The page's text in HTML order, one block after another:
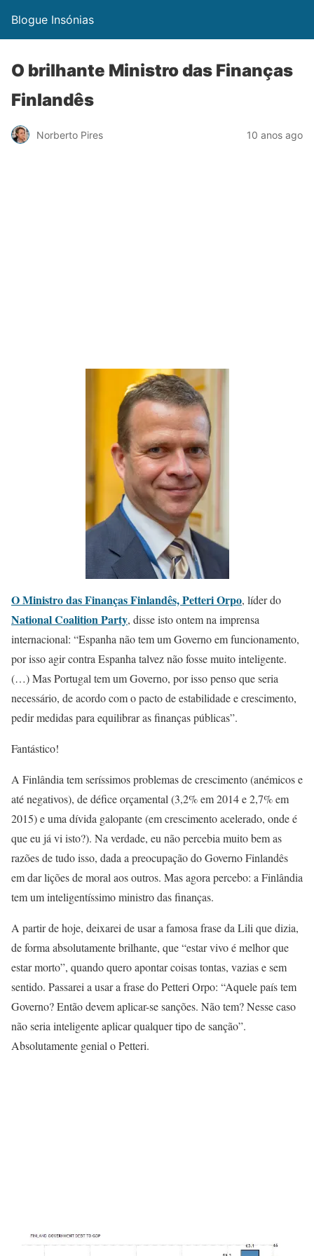
Blogue Insónias
O brilhante Ministro das Finanças
Finlandês
Norberto Pires 10 anos ago
O Ministro das Finanças Finlandês, Petteri Orpo, líder do
National Coalition Party, disse isto ontem na imprensa
internacional: “Espanha não tem um Governo em funcionamento,
por isso agir contra Espanha talvez não fosse muito inteligente.
(…) Mas Portugal tem um Governo, por isso penso que seria
necessário, de acordo com o pacto de estabilidade e crescimento,
pedir medidas para equilibrar as finanças públicas”.
Fantástico!
A Finlândia tem seríssimos problemas de crescimento (anémicos e
até negativos), de défice orçamental (3,2% em 2014 e 2,7% em
2015) e uma dívida galopante (em crescimento acelerado, onde é
que eu já vi isto?). Na verdade, eu não percebia muito bem as
razões de tudo isso, dada a preocupação do Governo Finlandês
em dar lições de moral aos outros. Mas agora percebo: a Finlândia
tem um inteligentíssimo ministro das finanças.
A partir de hoje, deixarei de usar a famosa frase da Lili que dizia,
de forma absolutamente brilhante, que “estar vivo é melhor que
estar morto”, quando quero apontar coisas tontas, vazias e sem
sentido. Passarei a usar a frase do Petteri Orpo: “Aquele país tem
Governo? Então devem aplicar-se sanções. Não tem? Nesse caso
não seria inteligente aplicar qualquer tipo de sanção”.
Absolutamente genial o Petteri.